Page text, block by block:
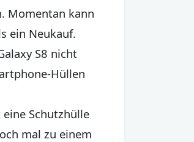
Momentan kann
ein Neukauf.
S8 nicht
Hüllen
Schutzhülle
mal zu einem